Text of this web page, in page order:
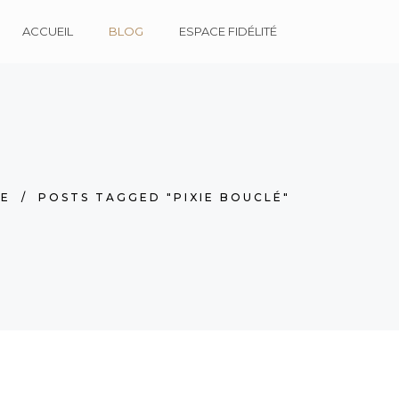
ACCUEIL BLOG ESPACE FIDÉLITÉ
/ POSTS TAGGED "PIXIE BOUCLÉ"